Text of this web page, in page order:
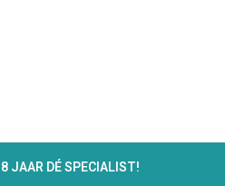
JAAR DÉ SPECIALIST!